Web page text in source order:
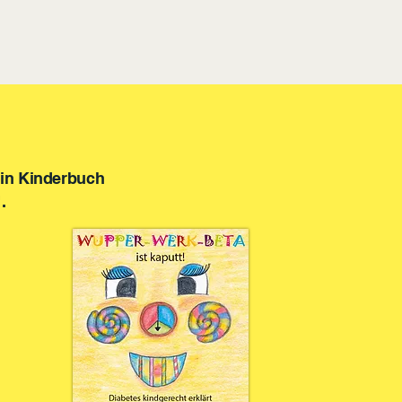
Kinderbuch